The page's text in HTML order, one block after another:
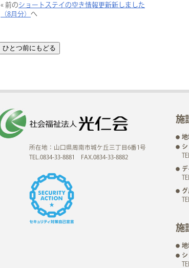
« 前のショートステイの空き情報更新新しました
（8月分） へ
所在地：山口県周南市城ケ丘三丁目6番1号
TEL.0834-33-8881 FAX.0834-33-8882
施
施